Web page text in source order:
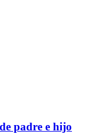
padre e hijo